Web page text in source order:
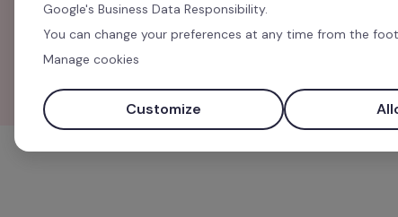
Google's Business Data Responsibility.
You can change your preferences at any time from the
Manage cookies
Customize